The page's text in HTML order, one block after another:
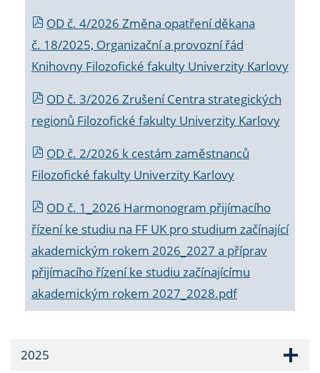
OD č. 4/2026 Změna opatření děkana
č. 18/2025, Organizační a provozní řád
Knihovny Filozofické fakulty Univerzity Karlovy
OD č. 3/2026 Zrušení Centra strategických
regionů Filozofické fakulty Univerzity Karlovy
OD č. 2/2026 k cestám zaměstnanců
Filozofické fakulty Univerzity Karlovy
OD č. 1_2026 Harmonogram přijímacího
řízení ke studiu na FF UK pro studium začínající
akademickým rokem 2026_2027 a příprav
přijímacího řízení ke studiu začínajícímu
akademickým rokem 2027_2028.pdf
2025